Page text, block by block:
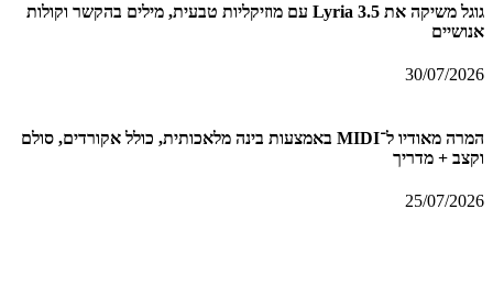
גוגל משיקה את Lyria 3.5 עם מוזיקליות טבעית, מילים בהקשר וקולות
אנושיים
30/07/2026
המרה מאודיו ל־MIDI באמצעות בינה מלאכותית, כולל אקורדים, סולם
וקצב + מדריך
25/07/2026